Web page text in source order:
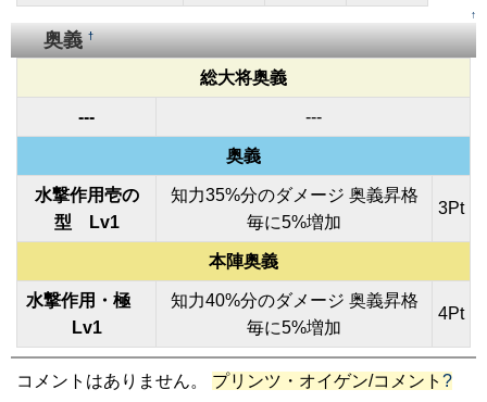
↑
奥義†
総大将奥義
--- ---
奥義
水撃作用壱の
型 Lv1
知力35%分のダメージ 奥義昇格
毎に5%増加
3Pt
本陣奥義
水撃作用・極
Lv1
知力40%分のダメージ 奥義昇格
毎に5%増加
4Pt
コメントはありません。 プリンツ・オイゲン/コメント ?